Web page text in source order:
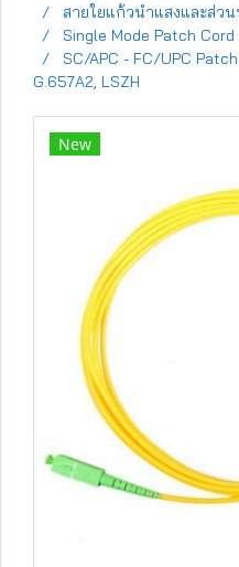
สายใยแก้วนำแสงและส่ว
Single Mode Patch Cord
SC/APC - FC/UPC
G.657A2, LSZH
New